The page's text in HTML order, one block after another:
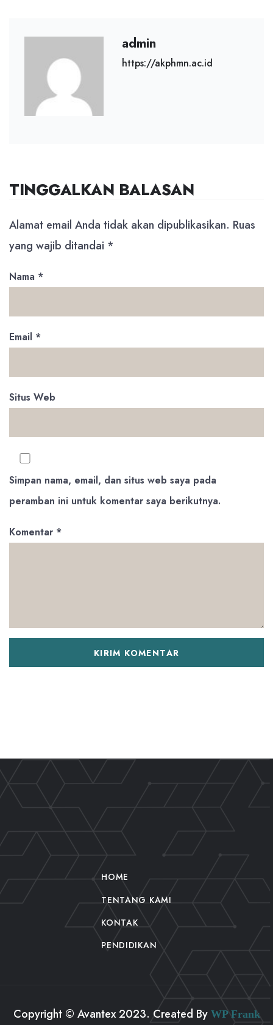
admin
https://akphmn.ac.id
TINGGALKAN BALASAN
Alamat email Anda tidak akan dipublikasikan. Ruas
yang wajib ditandai *
Nama *
Email *
Situs Web
Simpan nama, email, dan situs web saya pada
peramban ini untuk komentar saya berikutnya.
Komentar *
HOME
TENTANG KAMI
KONTAK
PENDIDIKAN
Copyright © Avantex 2023. Created By WP Frank